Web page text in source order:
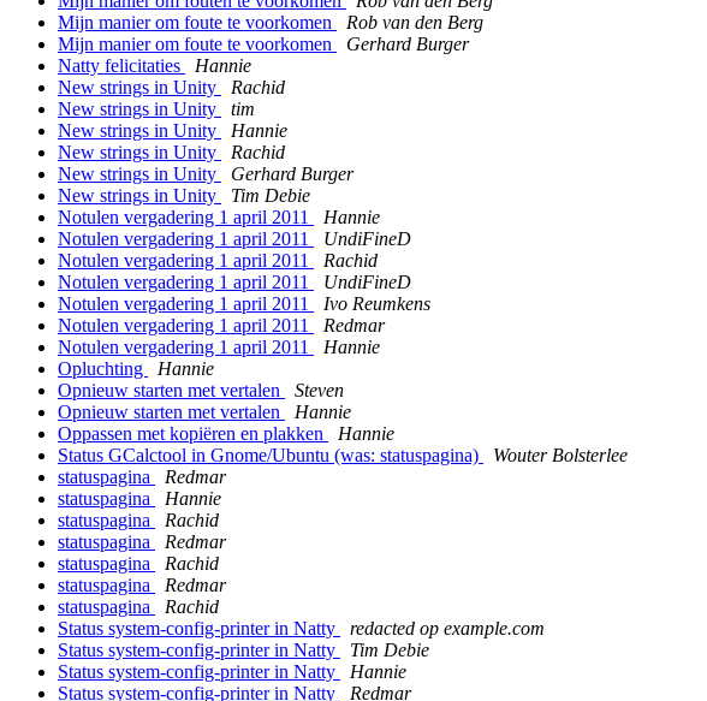
Mijn manier om foute te voorkomen
Rob van den Berg
Mijn manier om foute te voorkomen
Gerhard Burger
Natty felicitaties
Hannie
New strings in Unity
Rachid
New strings in Unity
tim
New strings in Unity
Hannie
New strings in Unity
Rachid
New strings in Unity
Gerhard Burger
New strings in Unity
Tim Debie
Notulen vergadering 1 april 2011
Hannie
Notulen vergadering 1 april 2011
UndiFineD
Notulen vergadering 1 april 2011
Rachid
Notulen vergadering 1 april 2011
UndiFineD
Notulen vergadering 1 april 2011
Ivo Reumkens
Notulen vergadering 1 april 2011
Redmar
Notulen vergadering 1 april 2011
Hannie
Opluchting
Hannie
Opnieuw starten met vertalen
Steven
Opnieuw starten met vertalen
Hannie
Oppassen met kopiëren en plakken
Hannie
Status GCalctool in Gnome/Ubuntu (was: statuspagina)
Wouter Bolsterlee
statuspagina
Redmar
statuspagina
Hannie
statuspagina
Rachid
statuspagina
Redmar
statuspagina
Rachid
statuspagina
Redmar
statuspagina
Rachid
Status system-config-printer in Natty
redacted op example.com
Status system-config-printer in Natty
Tim Debie
Status system-config-printer in Natty
Hannie
Status system-config-printer in Natty
Redmar